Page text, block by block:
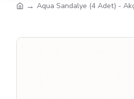
Aqua Sandalye (4 Adet) -